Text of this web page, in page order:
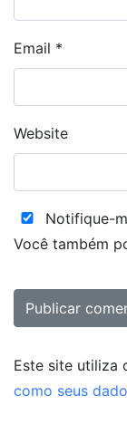
Email *
Website
Notifique-
Você também
Este site utiliza
como seus